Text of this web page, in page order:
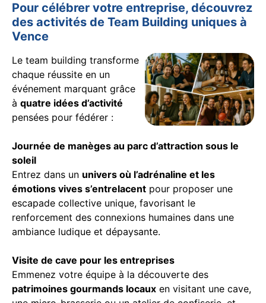
Pour célébrer votre entreprise, découvrez
des activités de Team Building uniques à
Vence
Le team building transforme
chaque réussite en un
événement marquant grâce
à quatre idées d’activité
pensées pour fédérer :
Journée de manèges au parc d’attraction sous le
soleil
Entrez dans un univers où l’adrénaline et les
émotions vives s’entrelacent pour proposer une
escapade collective unique, favorisant le
renforcement des connexions humaines dans une
ambiance ludique et dépaysante.
Visite de cave pour les entreprises
Emmenez votre équipe à la découverte des
patrimoines gourmands locaux en visitant une cave,